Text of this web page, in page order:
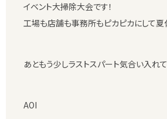
イベント大掃除大会です！
工場も店舗も事務所もピカピカにして夏
あともう少しラストスパート気合い入れ
AOI